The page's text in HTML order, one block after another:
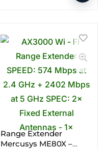
Range Extender
Mercusys ME80X –